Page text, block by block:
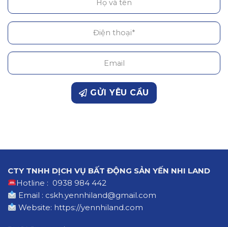
GỬI YÊU CẦU
CTY TNHH DỊCH VỤ BẤT ĐỘNG SẢN YẾN NHI LAND
Hotline : 0938 984 442
Email : cskh.yennhiland@gmail.com
Website: https://yennhiland.com